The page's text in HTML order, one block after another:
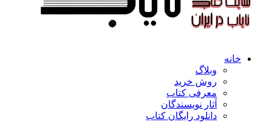
خانه
وبلاگ
روش خرید
معرفی کتاب
آثار نویسندگان
دانلود رایگان کتاب